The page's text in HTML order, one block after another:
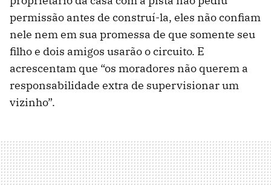
permissão antes de construí-la, eles não confiam
nele nem em sua promessa de que somente seu
filho e dois amigos usarão o circuito. E
acrescentam que “os moradores não querem a
responsabilidade extra de supervisionar um
vizinho”.